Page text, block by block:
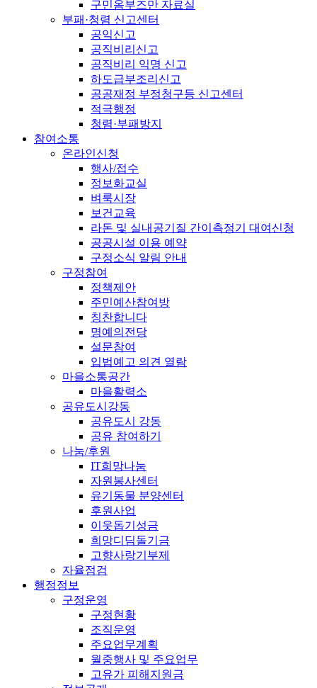
구민옴부즈만 자료실
부패·청렴 신고센터
공익신고
공직비리신고
공직비리 익명 신고
하도급부조리신고
공공재정 부정청구등 신고센터
적극행정
청렴·부패방지
참여소통
온라인신청
행사/접수
정보화교실
벼룩시장
보건교육
라돈 및 실내공기질 간이측정기 대여신청
공공시설 이용 예약
구정소식 알림 안내
구정참여
정책제안
주민예산참여방
칭찬합니다
명예의전당
설문참여
입법예고 의견 열람
마을소통공간
마을활력소
공유도시강동
공유도시 강동
공유 참여하기
나눔/후원
IT희망나눔
자원봉사센터
유기동물 분양센터
후원사업
이웃돕기성금
희망디딤돌기금
고향사랑기부제
자율점검
행정정보
구정운영
구정현황
조직운영
주요업무계획
월중행사 및 주요업무
고유가 피해지원금